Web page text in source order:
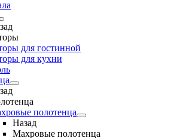
для гостинной
для кухни
полотенца
Назад
Махровые полотенца